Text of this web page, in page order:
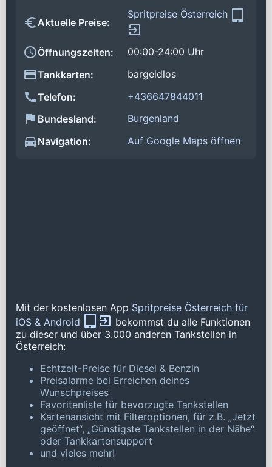
Aktuelle Preise:
Spritpreise Österreich
Öffnungszeiten:
00:00-24:00 Uhr
Tankkarten:
bargeldlos
Telefon:
+436647844011
Bundesland:
Burgenland
Navigation:
Auf Google Maps öffnen
Mit der kostenlosen App Spritpreise Österreich für
iOS & Android
bekommst du alle Funktionen
zu dieser und über 3.000 anderen Tankstellen in
Österreich:
Echtzeit-Preise für Diesel & Benzin
Preisalarme bei Erreichen deines
Wunschpreises
Favoritenliste für bevorzugte Tankstellen
Kartenansicht mit Filteroptionen, für z.B. „Jetzt
geöffnet“, „Günstigste Tankstellen in der Nähe“
oder Tankkartensupport
und vieles mehr!